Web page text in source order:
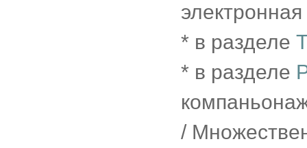
* в разделе
* в разделе
/